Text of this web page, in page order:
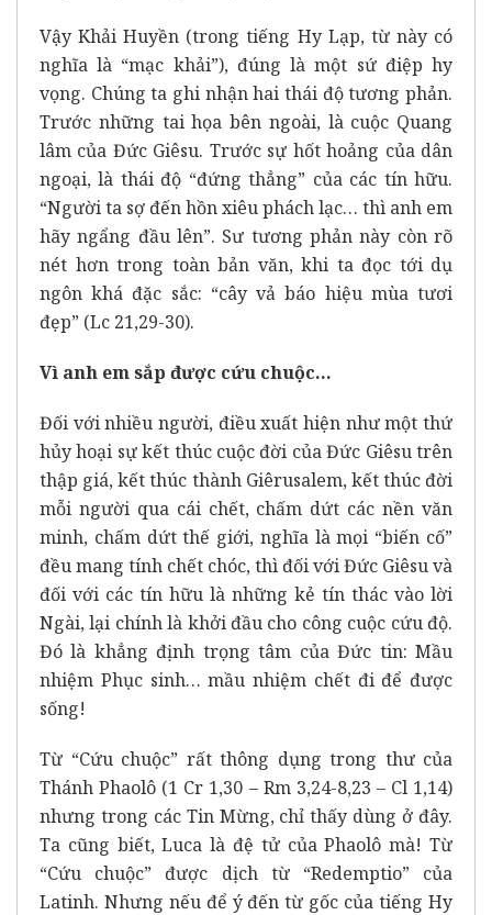
Vậy Khải Huyền (trong tiếng Hy Lạp, từ này có
nghĩa là “mạc khải”), đúng là một sứ điệp hy
vọng. Chúng ta ghi nhận hai thái độ tương phản.
Trước những tai họa bên ngoài, là cuộc Quang
lâm của Đức Giêsu. Trước sự hốt hoảng của dân
ngoại, là thái độ “đứng thẳng” của các tín hữu.
“Người ta sợ đến hồn xiêu phách lạc… thì anh em
hãy ngẩng đầu lên”. Sư tương phản này còn rõ
nét hơn trong toàn bản văn, khi ta đọc tới dụ
ngôn khá đặc sắc: “cây vả báo hiệu mùa tươi
đẹp” (Lc 21,29-30).
Vì anh em sắp được cứu chuộc…
Đối với nhiều người, điều xuất hiện như một thứ
hủy hoại sự kết thúc cuộc đời của Đức Giêsu trên
thập giá, kết thúc thành Giêrusalem, kết thúc đời
mỗi người qua cái chết, chấm dứt các nền văn
minh, chấm dứt thế giới, nghĩa là mọi “biến cố”
đều mang tính chết chóc, thì đối với Đức Giêsu và
đối với các tín hữu là những kẻ tín thác vào lời
Ngài, lại chính là khởi đầu cho công cuộc cứu độ.
Đó là khẳng định trọng tâm của Đức tin: Mầu
nhiệm Phục sinh… mầu nhiệm chết đi để được
sống!
Từ “Cứu chuộc” rất thông dụng trong thư của
Thánh Phaolô (1 Cr 1,30 – Rm 3,24-8,23 – Cl 1,14)
nhưng trong các Tin Mừng, chỉ thấy dùng ở đây.
Ta cũng biết, Luca là đệ tử của Phaolô mà! Từ
“Cứu chuộc” được dịch từ “Redemptio” của
Latinh. Nhưng nếu để ý đến từ gốc của tiếng Hy